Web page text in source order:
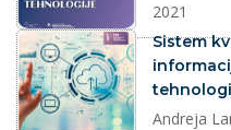
2021
dokument
Sistem
Andreja